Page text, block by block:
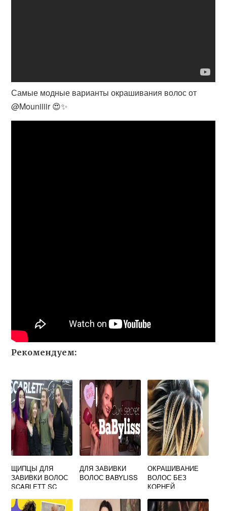
Самые модные варианты окрашивания волос от
@Mouniiiir 😍✨
Рекомендуем:
ЩИПЦЫ ДЛЯ
ЗАВИВКИ ВОЛОС
SCARLETT SC
ДЛЯ ЗАВИВКИ
ВОЛОС BABYLISS
ОКРАШИВАНИЕ
ВОЛОС БЕЗ
КОРНЕЙ